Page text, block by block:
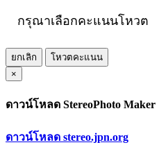
กรุณาเลือกคะแนนโหวต
ยกเลิก
โหวตคะแนน
×
ดาวน์โหลด StereoPhoto Maker
ดาวน์โหลด stereo.jpn.org